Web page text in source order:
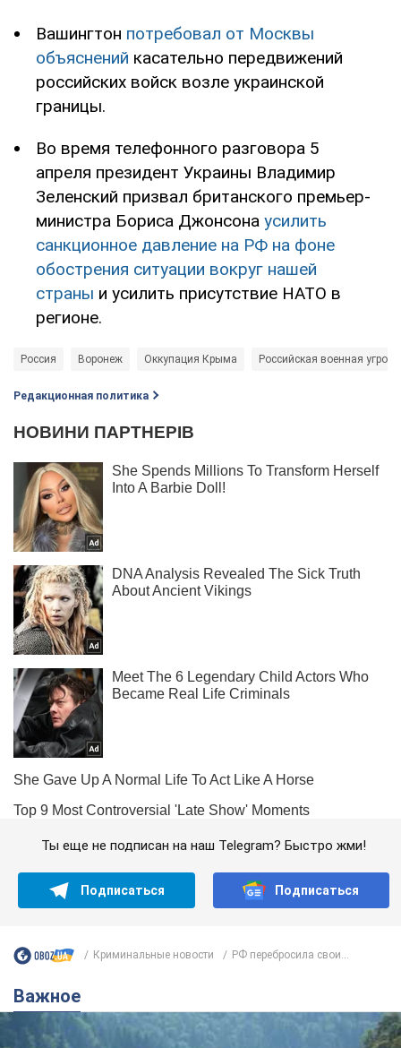
Вашингтон потребовал от Москвы
объяснений касательно передвижений
российских войск возле украинской
границы.
Во время телефонного разговора 5
апреля президент Украины Владимир
Зеленский призвал британского премьер-
министра Бориса Джонсона усилить
санкционное давление на РФ на фоне
обострения ситуации вокруг нашей
страны и усилить присутствие НАТО в
регионе.
Россия Воронеж Оккупация Крыма Российская военная угроза
Редакционная политика
Ты еще не подписан на наш Telegram? Быстро жми!
Подписаться Подписаться
Криминальные новости РФ перебросила свои...
Важное